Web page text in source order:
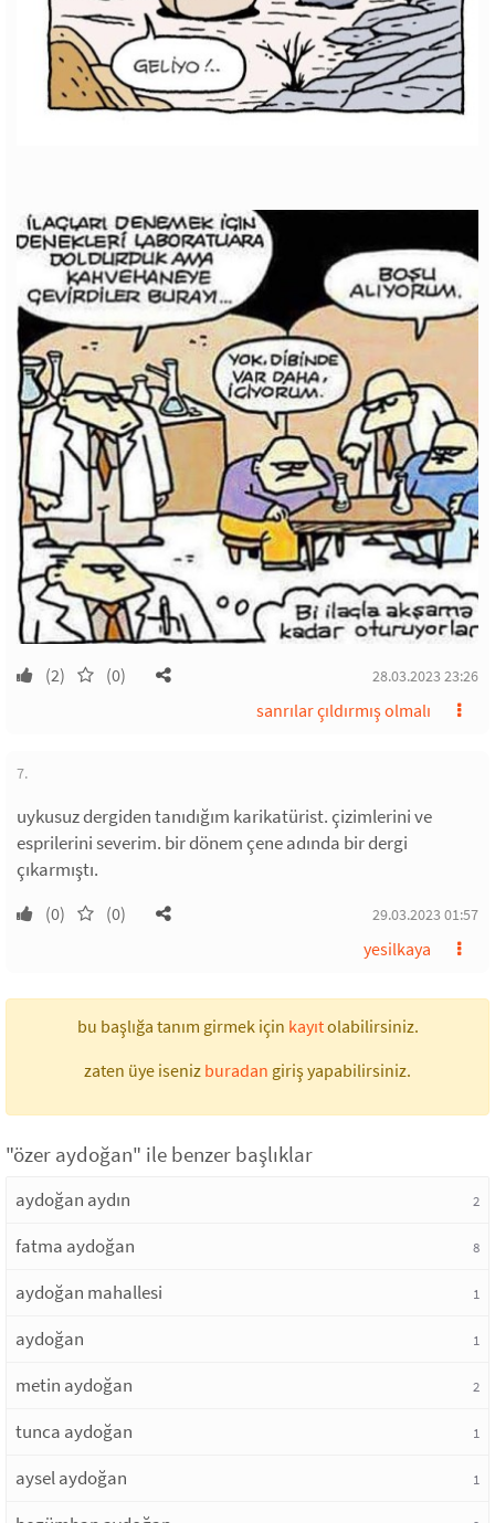
(2) (0) 28.03.2023 23:26
sanrılar çıldırmış olmalı
7.
uykusuz dergiden tanıdığım karikatürist. çizimlerini ve
esprilerini severim. bir dönem çene adında bir dergi
çıkarmıştı.
(0) (0) 29.03.2023 01:57
yesilkaya
bu başlığa tanım girmek için kayıtolabilirsiniz.
zaten üye iseniz buradan giriş yapabilirsiniz.
"özer aydoğan" ile benzer başlıklar
aydoğan aydın 2
fatma aydoğan 8
aydoğan mahallesi 1
aydoğan 1
metin aydoğan 2
tunca aydoğan 1
aysel aydoğan 1